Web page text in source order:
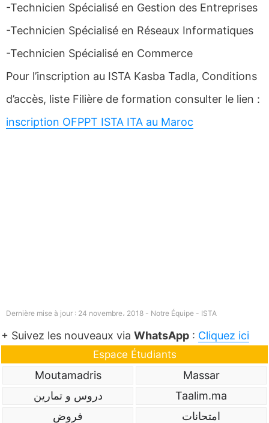
-Technicien Spécialisé en Gestion des Entreprises
-Technicien Spécialisé en Réseaux Informatiques
-Technicien Spécialisé en Commerce
Pour l’inscription au ISTA Kasba Tadla, Conditions
d’accès, liste Filière de formation consulter le lien :
inscription OFPPT ISTA ITA au Maroc
Dernière mise à jour : 24 novembre، 2018 - Notre Équipe - ISTA
+ Suivez les nouveaux via WhatsApp : Cliquez ici
Espace Étudiants
Massar
Moutamadris
Taalim.ma
دروس و تمارين
امتحانات
فروض